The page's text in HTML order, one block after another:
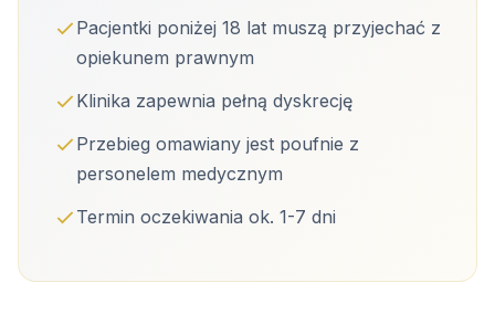
Pacjentki poniżej 18 lat muszą przyjechać z
opiekunem prawnym
Klinika zapewnia pełną dyskrecję
Przebieg omawiany jest poufnie z
personelem medycznym
Termin oczekiwania ok. 1-7 dni